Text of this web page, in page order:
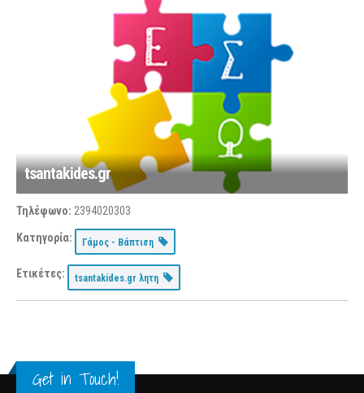
tsantakides.gr
Τηλέφωνο: 2394020303
Κατηγορία: Γάμος - Βάπτιση
Ετικέτες: tsantakides.gr λητη
Get in Touch!